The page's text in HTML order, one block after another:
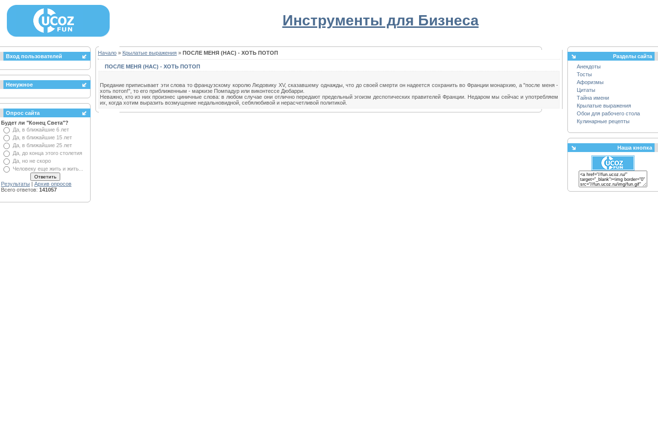
Инструменты для Бизнеса
Вход пользователей
Ненужное
Опрос сайта
Будет ли "Конец Света"?
Да, в ближайшие 6 лет
Да, в ближайшие 15 лет
Да, в ближайшие 25 лет
Да, до конца этого столетия
Да, но не скоро
Человеку еще жить и жить...
Результаты | Архив опросов
Всего ответов: 141057
Начало » Крылатые выражения » ПОСЛЕ МЕНЯ (НАС) - ХОТЬ ПОТОП
ПОСЛЕ МЕНЯ (НАС) - ХОТЬ ПОТОП
Предание приписывает эти слова то французскому королю Людовику XV, сказавшему однажды, что до своей смерти он надеется сохранить во Франции монархию, а "после меня -
хоть потоп!", то его приближенным - маркизе Помпадур или виконтессе Дюбарри.
Неважно, кто из них произнес циничные слова: в любом случае они отлично передают предельный эгоизм деспотических правителей Франции. Недаром мы сейчас и употребляем
их, когда хотим выразить возмущение недальновидной, себялюбивой и нерасчетливой политикой.
Разделы сайта
Анекдоты
Тосты
Афоризмы
Цитаты
Тайна имени
Крылатые выражения
Обои для рабочего стола
Кулинарные рецепты
Наша кнопка